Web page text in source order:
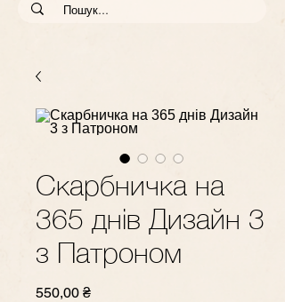
Скарбничка на
365 днів Дизайн 3
з Патроном
550,00 ₴Ціна